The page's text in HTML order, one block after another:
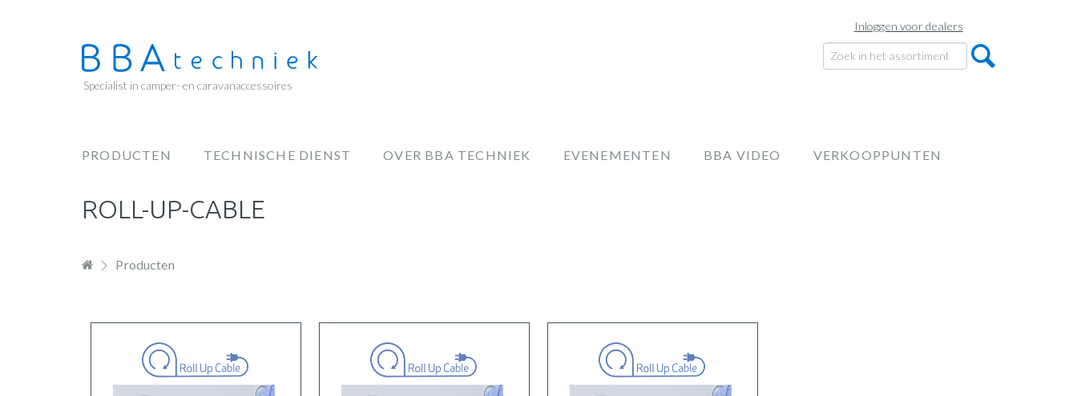
Inloggen voor dealers
Specialist in camper- en caravanaccessoires
PRODUCTEN TECHNISCHE DIENST OVER BBA TECHNIEK EVENEMENTEN BBA VIDEO VERKOOPPUNTEN
ROLL-UP-CABLE
Producten